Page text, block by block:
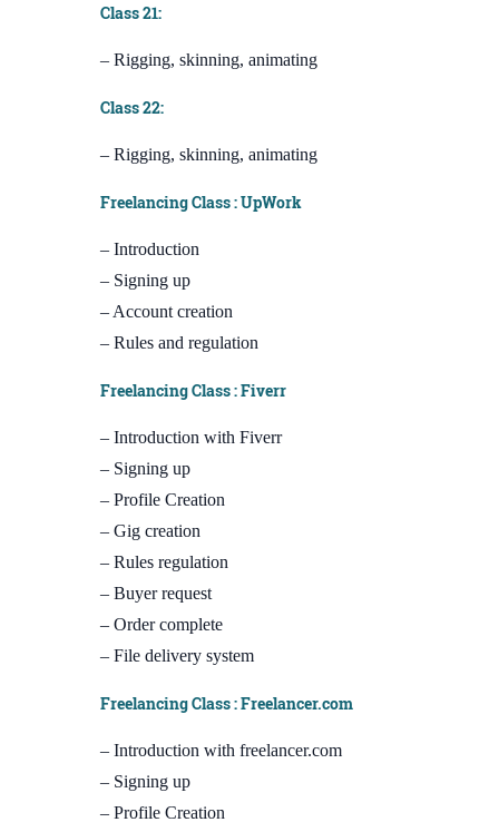
Class 21:
– Rigging, skinning, animating
Class 22:
– Rigging, skinning, animating
Freelancing Class : UpWork
– Introduction
– Signing up
– Account creation
– Rules and regulation
Freelancing Class : Fiverr
– Introduction with Fiverr
– Signing up
– Profile Creation
– Gig creation
– Rules regulation
– Buyer request
– Order complete
– File delivery system
Freelancing Class : Freelancer.com
– Introduction with freelancer.com
– Signing up
– Profile Creation